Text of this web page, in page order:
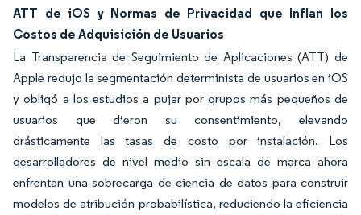
ATT de iOS y Normas de Privacidad que Inflan los
Costos de Adquisición de Usuarios
La Transparencia de Seguimiento de Aplicaciones (ATT) de
Apple redujo la segmentación determinista de usuarios en iOS
y obligó a los estudios a pujar por grupos más pequeños de
usuarios que dieron su consentimiento, elevando
drásticamente las tasas de costo por instalación. Los
desarrolladores de nivel medio sin escala de marca ahora
enfrentan una sobrecarga de ciencia de datos para construir
modelos de atribución probabilística, reduciendo la eficiencia